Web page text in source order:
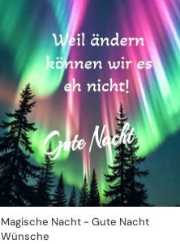
Magische Nacht - Gute Nacht
Wünsche